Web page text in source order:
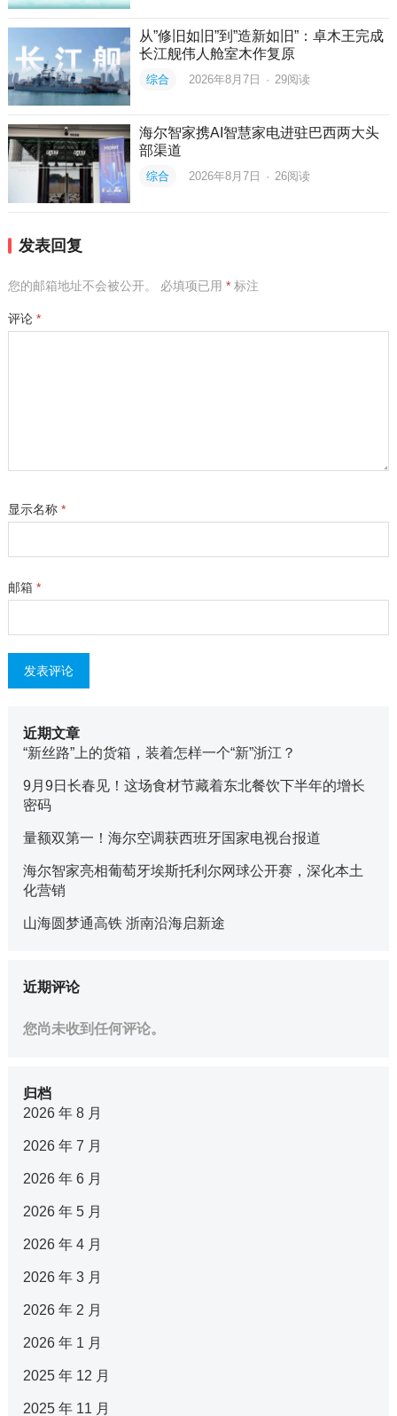
从”修旧如旧”到”造新如旧”：卓木王完成
长江舰伟人舱室木作复原
综合 2026年8月7日 · 29阅读
海尔智家携AI智慧家电进驻巴西两大头
部渠道
综合 2026年8月7日 · 26阅读
发表回复
您的邮箱地址不会被公开。 必填项已用 *标注
评论 *
显示名称 *
邮箱 *
近期文章
“新丝路”上的货箱，装着怎样一个“新”浙江？
9月9日长春见！这场食材节藏着东北餐饮下半年的增长
密码
量额双第一！海尔空调获西班牙国家电视台报道
海尔智家亮相葡萄牙埃斯托利尔网球公开赛，深化本土
化营销
山海圆梦通高铁 浙南沿海启新途
近期评论
您尚未收到任何评论。
归档
2026 年 8 月
2026 年 7 月
2026 年 6 月
2026 年 5 月
2026 年 4 月
2026 年 3 月
2026 年 2 月
2026 年 1 月
2025 年 12 月
2025 年 11 月